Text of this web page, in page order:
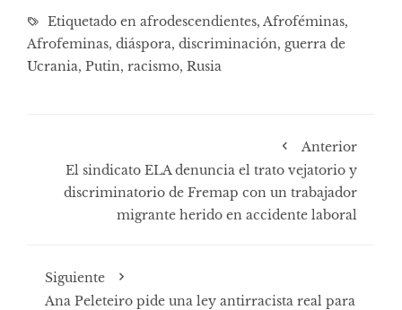
Etiquetado en afrodescendientes, Afroféminas,
Afrofeminas, diáspora, discriminación, guerra de
Ucrania, Putin, racismo, Rusia
Anterior
El sindicato ELA denuncia el trato vejatorio y
discriminatorio de Fremap con un trabajador
migrante herido en accidente laboral
Siguiente
Ana Peleteiro pide una ley antirracista real para